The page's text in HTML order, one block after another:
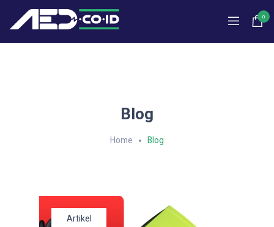
0
Blog
Home Blog
Artikel